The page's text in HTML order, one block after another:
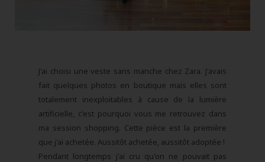
J'ai choisi une veste sans manche chez Zara. J'avais
fait quelques photos en boutique mais elles sont
totalement inexploitables à cause de la lumière
artificielle, c'est pourquoi vous me retrouvez dans
ma session shopping. Cette pièce est la première
que j'ai achetée. Aussitôt achetée, aussitôt adoptée !
Pendant longtemps j'ai cru qu'on ne pouvait pas